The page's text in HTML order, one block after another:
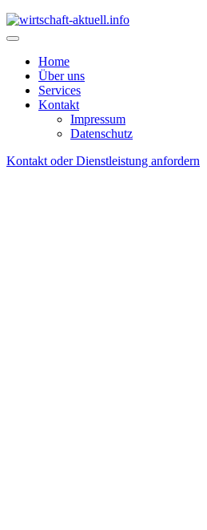
Home
Über uns
Services
Kontakt
Impressum
Datenschutz
Kontakt oder Dienstleistung anfordern